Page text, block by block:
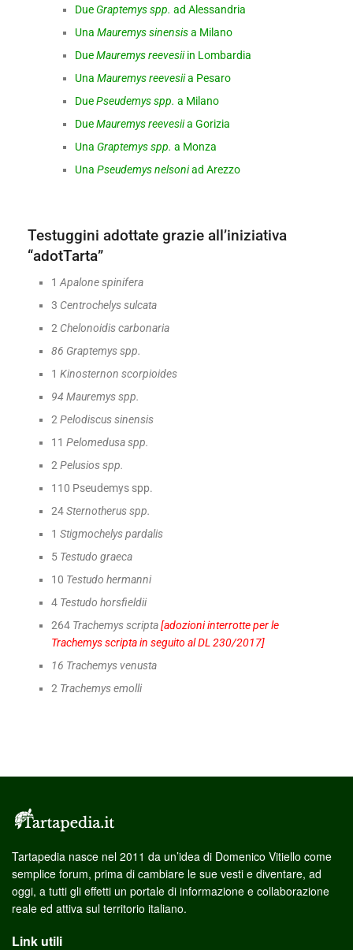
Due Graptemys spp. ad Alessandria
Una Mauremys sinensisa Milano
DueMauremys reevesiiin Lombardia
Una Mauremys reevesiia Pesaro
DuePseudemys spp. a Milano
DueMauremys reevesiia Gorizia
Una Graptemys spp. a Monza
Una Pseudemys nelsoniad Arezzo
Testuggini adottate grazie all’iniziativa
“adotTarta”
1 Apalone spinifera
3 Centrochelys sulcata
2 Chelonoidis carbonaria
86 Graptemys spp.
1 Kinosternon scorpioides
94 Mauremys spp.
2 Pelodiscus sinensis
11 Pelomedusa spp.
2 Pelusios spp.
110 Pseudemys spp.
24Sternotherus spp.
1 Stigmochelys pardalis
5 Testudo graeca
10 Testudo hermanni
4 Testudo horsfieldii
264 Trachemys scripta[adozioni interrotte per le
Trachemys scripta in seguito al DL 230/2017]
16 Trachemys venusta
2 Trachemys emolli
Tartapedia nasce nel 2011 da un’idea di Domenico Vitiello come
semplice forum, prima di cambiare le sue vesti e diventare, ad
oggi, a tutti gli effetti un portale di informazione e collaborazione
reale ed attiva sul territorio italiano.
Link utili